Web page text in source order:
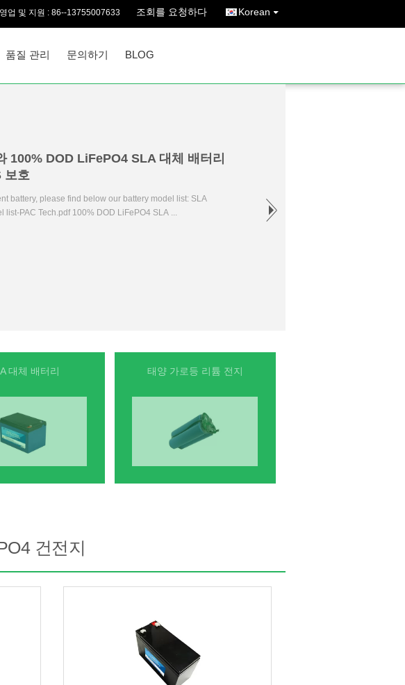
영업 및 지원 : 86--13755007633 조회를 요청하다 Korean
품질 관리 문의하기 BLOG
100% DOD LiFePO4 SLA 대체 배터리
보호
battery, please find below our battery model list: SLA
list-PAC Tech.pdf 100% DOD LiFePO4 SLA ...
대체 배터리 태양 가로등 리튬 전지
건전지